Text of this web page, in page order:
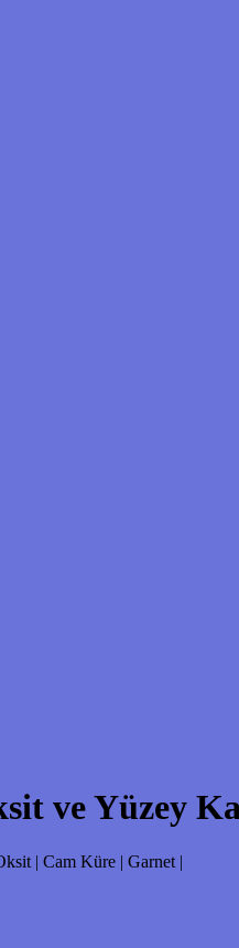
ve Yüzey
| Cam Küre | Garnet |